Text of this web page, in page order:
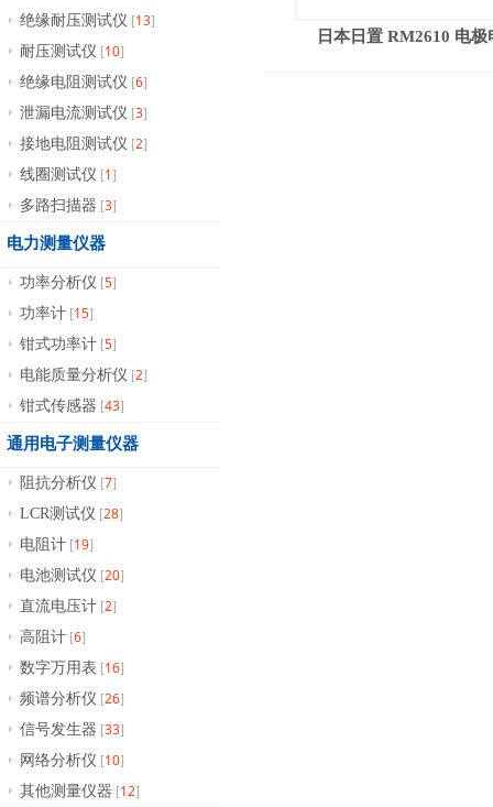
绝缘耐压测试仪 [13]
耐压测试仪 [10]
绝缘电阻测试仪 [6]
泄漏电流测试仪 [3]
接地电阻测试仪 [2]
线圈测试仪 [1]
多路扫描器 [3]
电力测量仪器
功率分析仪 [5]
功率计 [15]
钳式功率计 [5]
电能质量分析仪 [2]
钳式传感器 [43]
通用电子测量仪器
阻抗分析仪 [7]
LCR测试仪 [28]
电阻计 [19]
电池测试仪 [20]
直流电压计 [2]
高阻计 [6]
数字万用表 [16]
频谱分析仪 [26]
信号发生器 [33]
网络分析仪 [10]
其他测量仪器 [12]
日本日置 RM2610 电